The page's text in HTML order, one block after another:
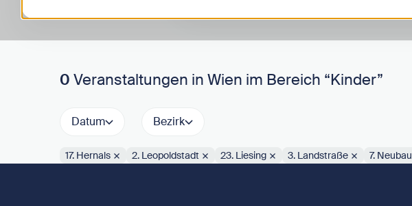
0 Veranstaltungen in Wien im Bereich “Kinder”
Datum Bezirk
Aktive Filter:
17. Hernals 2. Leopoldstadt 23. Liesing 3. Landstraße 7. Neubau